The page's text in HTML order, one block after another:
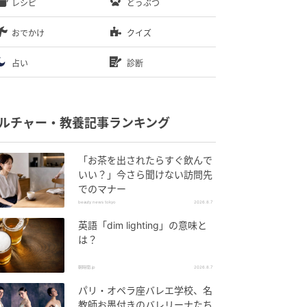
レシピ どうぶつ
おでかけ クイズ
占い 診断
チャー・教養記事ランキング
「お茶を出されたらすぐ飲んで
いい？」今さら聞けない訪問先
でのマナー
beauty news tokyo 2026.8.7
英語「dim lighting」の意味と
は？
朝時間.jp 2026.8.7
パリ・オペラ座バレエ学校、名
教師お墨付きのバレリーナたち